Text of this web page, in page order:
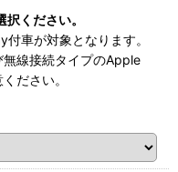
ください。
車が対象となります。
線接続タイプのApple
ださい。